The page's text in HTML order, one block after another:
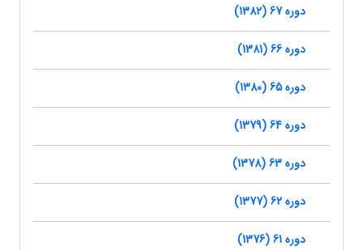
دوره 67 (1382)
دوره 66 (1381)
دوره 65 (1380)
دوره 64 (1379)
دوره 63 (1378)
دوره 62 (1377)
دوره 61 (1376)